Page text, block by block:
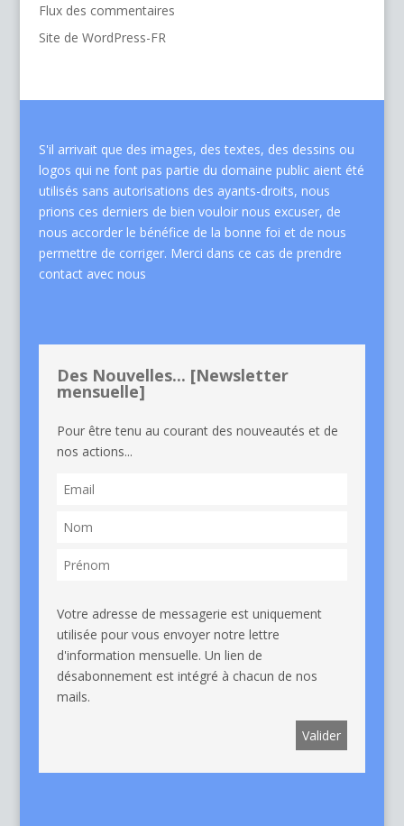
Flux des commentaires
Site de WordPress-FR
S'il arrivait que des images, des textes, des dessins ou
logos qui ne font pas partie du domaine public aient été
utilisés sans autorisations des ayants-droits, nous
prions ces derniers de bien vouloir nous excuser, de
nous accorder le bénéfice de la bonne foi et de nous
permettre de corriger. Merci dans ce cas de prendre
contact avec nous
Des Nouvelles... [Newsletter
mensuelle]
Pour être tenu au courant des nouveautés et de
nos actions...
Votre adresse de messagerie est uniquement
utilisée pour vous envoyer notre lettre
d'information mensuelle. Un lien de
désabonnement est intégré à chacun de nos
mails.